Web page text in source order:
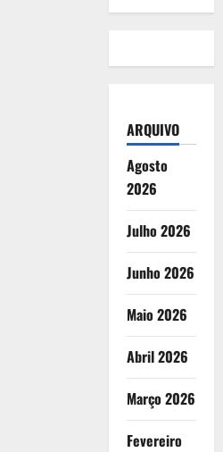
ARQUIVO
Agosto
2026
Julho 2026
Junho 2026
Maio 2026
Abril 2026
Março 2026
Fevereiro